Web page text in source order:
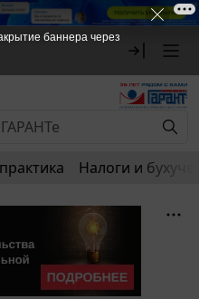
Налоги и
баннера через